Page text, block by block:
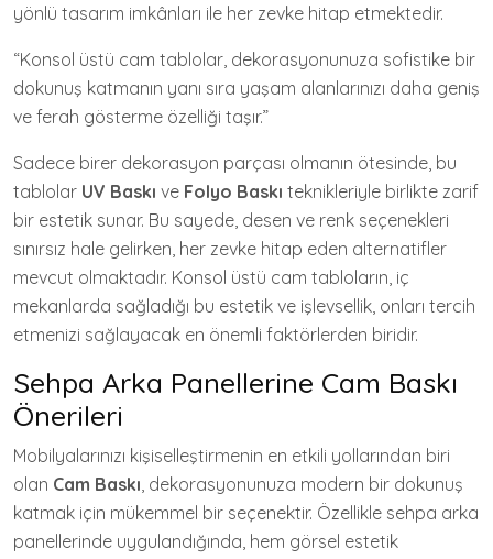
yönlü tasarım imkânları ile her zevke hitap etmektedir.
“Konsol üstü cam tablolar, dekorasyonunuza sofistike bir
dokunuş katmanın yanı sıra yaşam alanlarınızı daha geniş
ve ferah gösterme özelliği taşır.”
Sadece birer dekorasyon parçası olmanın ötesinde, bu
tablolar UV Baskı ve Folyo Baskı teknikleriyle birlikte zarif
bir estetik sunar. Bu sayede, desen ve renk seçenekleri
sınırsız hale gelirken, her zevke hitap eden alternatifler
mevcut olmaktadır. Konsol üstü cam tabloların, iç
mekanlarda sağladığı bu estetik ve işlevsellik, onları tercih
etmenizi sağlayacak en önemli faktörlerden biridir.
Sehpa Arka Panellerine Cam Baskı
Önerileri
Mobilyalarınızı kişiselleştirmenin en etkili yollarından biri
olan Cam Baskı , dekorasyonunuza modern bir dokunuş
katmak için mükemmel bir seçenektir. Özellikle sehpa arka
panellerinde uygulandığında, hem görsel estetik